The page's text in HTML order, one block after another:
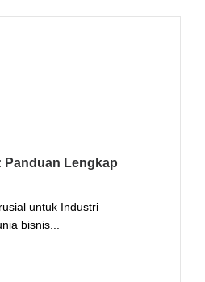
Panduan Lengkap
untuk Industri
bisnis...